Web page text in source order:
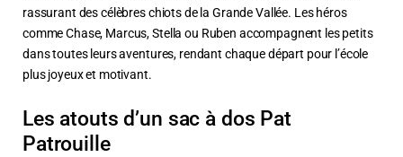
rassurant des célèbres chiots de la Grande Vallée. Les héros
comme Chase, Marcus, Stella ou Ruben accompagnent les petits
dans toutes leurs aventures, rendant chaque départ pour l’école
plus joyeux et motivant.
Les atouts d’un sac à dos Pat
Patrouille